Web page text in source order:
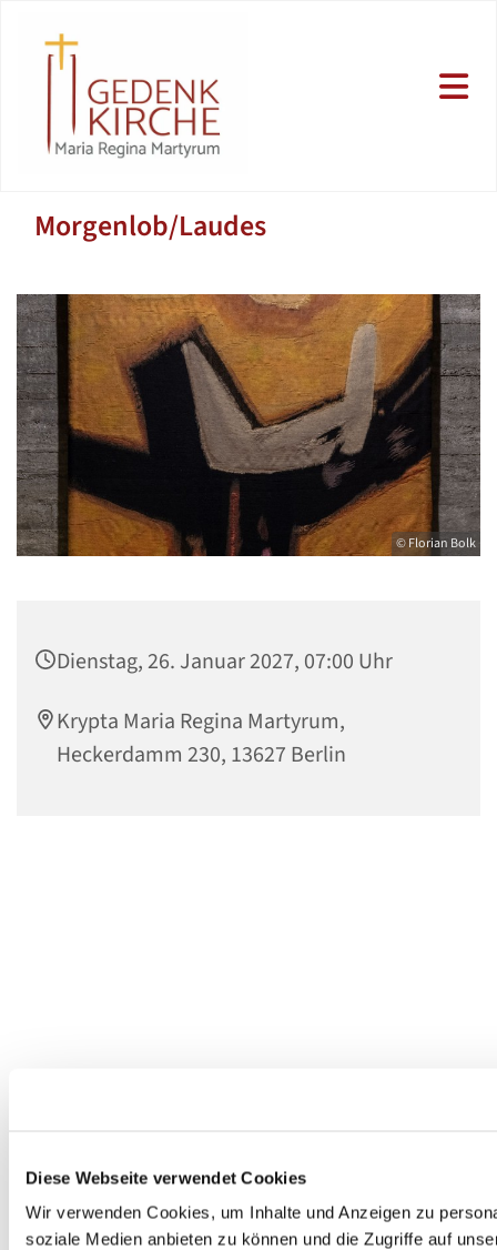
Diese Webseite verwendet Cookies
Wir verwenden Cookies, um Inhalte und Anzeigen zu
soziale Medien anbieten zu können und die Zugriffe auf
Morgenlob/Laudes
© Florian Bolk
Dienstag, 26. Januar 2027, 07:00 Uhr
Krypta Maria Regina Martyrum,
Heckerdamm 230, 13627 Berlin